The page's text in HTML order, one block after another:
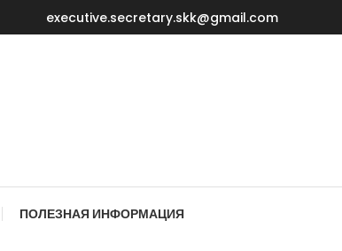
executive.secretary.skk@gmail.com
ПОЛЕЗНАЯ ИНФОРМАЦИЯ